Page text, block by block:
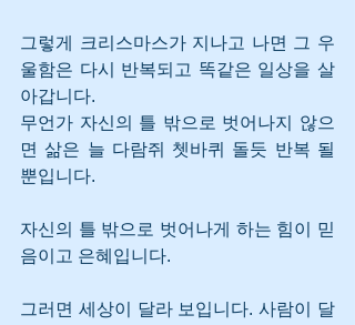
그렇게 크리스마스가 지나고 나면 그 우
울함은 다시 반복되고 똑같은 일상을 살
아갑니다.
무언가 자신의 틀 밖으로 벗어나지 않으
면 삶은 늘 다람쥐 쳇바퀴 돌듯 반복 될
뿐입니다.
자신의 틀 밖으로 벗어나게 하는 힘이 믿
음이고 은혜입니다.
그러면 세상이 달라 보입니다. 사람이 달